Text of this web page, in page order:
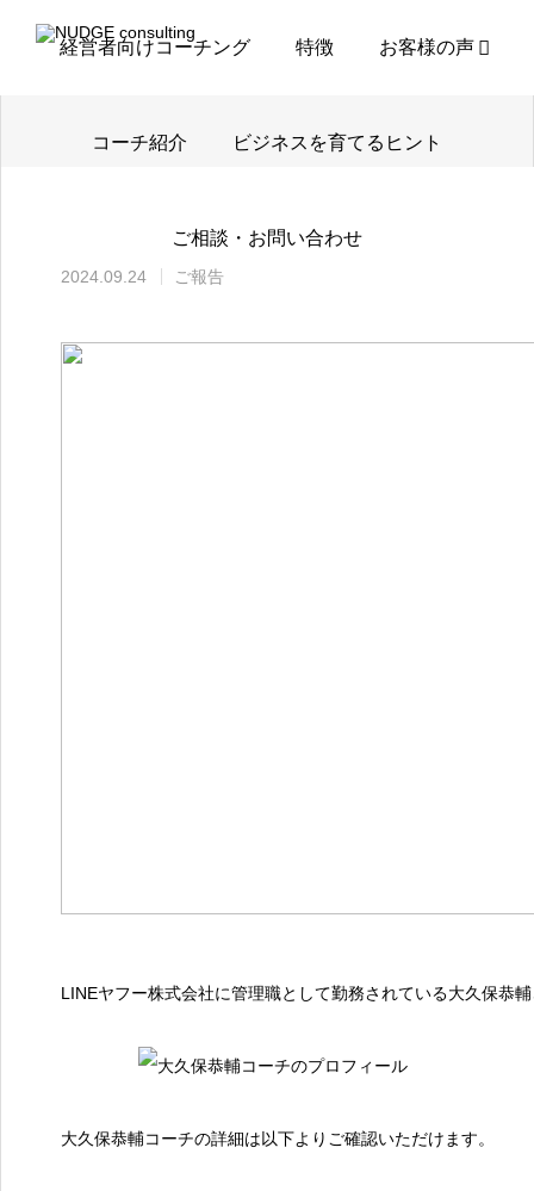
経営者向けコーチング 特徴 お客様の声
コーチ紹介 ビジネスを育てるヒント
ご相談・お問い合わせ
NEWS ご報告 大久保恭輔コーチがパートナーコーチ
2024.09.24 ご報告
LINEヤフー株式会社に管理職として勤務されている大久保恭
大久保恭輔コーチの詳細は以下よりご確認いただけます。